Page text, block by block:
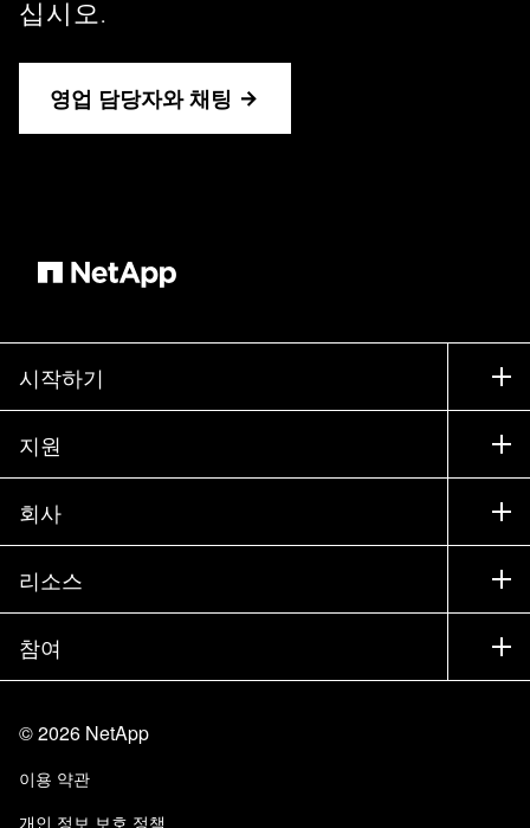
십시오.
영업 담당자와 채팅
시작하기
구입 방법
세일즈 팀 연락처
파트너 찾기
경영진 브리핑
제품 소개
지원
지원
교육
설명서
커뮤니티
알아보기
회사
회사
파트너
채용
Trust Center
책임 및 지속가능성
리소스
뉴스룸
이벤트
블로그
고객 경험
고객 사례
참여
사이트 피드백
액세스 가능성
©2026 NetApp
이용 약관
개인 정보 보호 정책